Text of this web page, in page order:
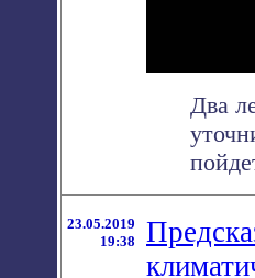
Два
23.05.2019
19:38